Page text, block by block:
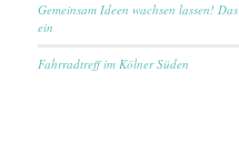
Gemeinsam Ideen wachsen lassen!
ein
Fahrradtreff im Kölner Süden